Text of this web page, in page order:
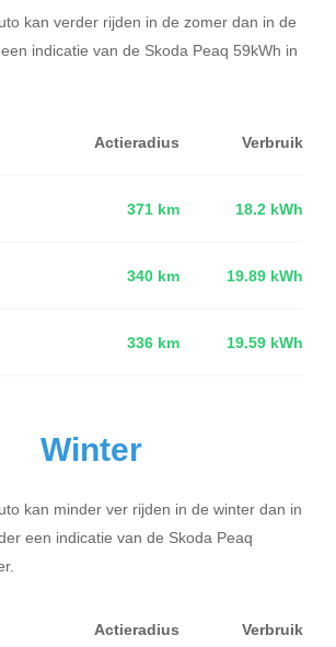
kan verder rijden in de zomer dan in de
indicatie van de Skoda Peaq 59kWh in
Actieradius Verbruik
371 km 18.2 kWh
340 km 19.89 kWh
336 km 19.59 kWh
Winter
kan minder ver rijden in de winter dan in
een indicatie van de Skoda Peaq
Actieradius Verbruik